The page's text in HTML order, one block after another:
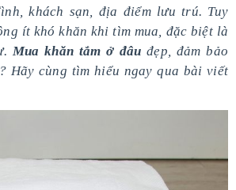
khách sạn, địa điểm lưu trú. Tuy
ít khó khăn khi tìm mua, đặc biệt là
Mua khăn tắm ở đâu đẹp, đảm bảo
Hãy cùng tìm hiểu ngay qua bài viết